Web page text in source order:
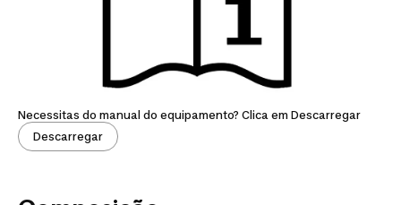
Necessitas do manual do equipamento? Clica em Descarregar
Descarregar